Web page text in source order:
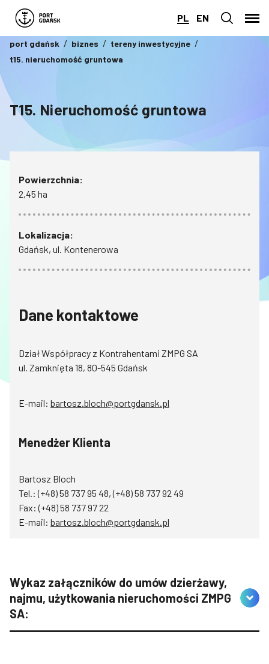
PL EN
port gdańsk biznes
tereny inwestycyjne
t15. nieruchomość gruntowa
T15. Nieruchomość gruntowa
Powierzchnia:
2,45 ha
Lokalizacja:
Gdańsk, ul. Kontenerowa
Dane kontaktowe
Dział Współpracy z Kontrahentami ZMPG SA
ul. Zamknięta 18, 80-545 Gdańsk
E-mail: bartosz.bloch@portgdansk.pl
Menedżer Klienta
Bartosz Bloch
Tel.:(+48) 58 737 95 48,(+48) 58 737 92 49
Fax: (+48) 58 737 97 22
E-mail: bartosz.bloch@portgdansk.pl
Wykaz załączników do umów dzierżawy,
najmu, użytkowania nieruchomości ZMPG
SA: